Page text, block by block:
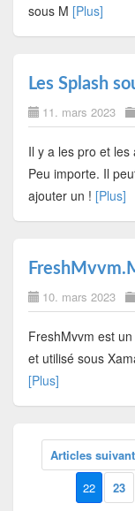
sous M [Plus]
Les Splash
11. mars 2023
Il y a les pro et les
Peu importe. Il
ajouter un ! [Plus]
10. mars 2023
FreshMvvm est
et utilisé sous
[Plus]
Articles
22
23